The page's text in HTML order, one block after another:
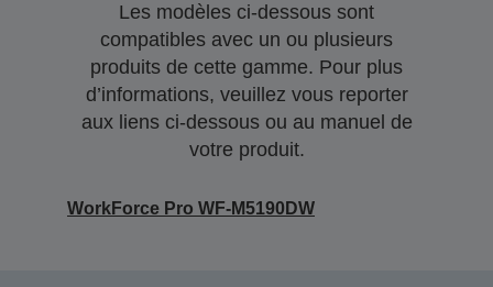
Les modèles ci-dessous sont
compatibles avec un ou plusieurs
produits de cette gamme. Pour plus
d’informations, veuillez vous reporter
aux liens ci-dessous ou au manuel de
votre produit.
WorkForce Pro WF-M5190DW